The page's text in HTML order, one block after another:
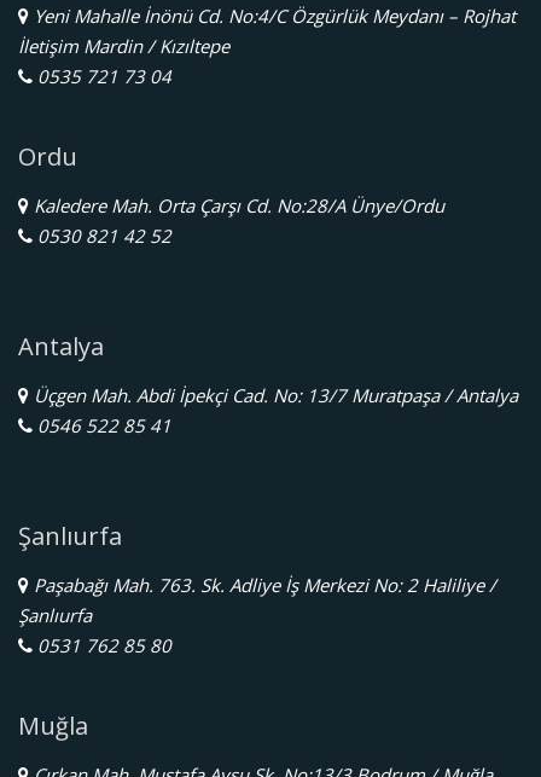
Yeni Mahalle İnönü Cd. No:4/C Özgürlük Meydanı – Rojhat
İletişim Mardin / Kızıltepe
0535 721 73 04
Ordu
Kaledere Mah. Orta Çarşı Cd. No:28/A Ünye/Ordu
0530 821 42 52
Antalya
Üçgen Mah. Abdi İpekçi Cad. No: 13/7 Muratpaşa / Antalya
0546 522 85 41
Şanlıurfa
Paşabağı Mah. 763. Sk. Adliye İş Merkezi No: 2 Haliliye /
Şanlıurfa
0531 762 85 80
Muğla